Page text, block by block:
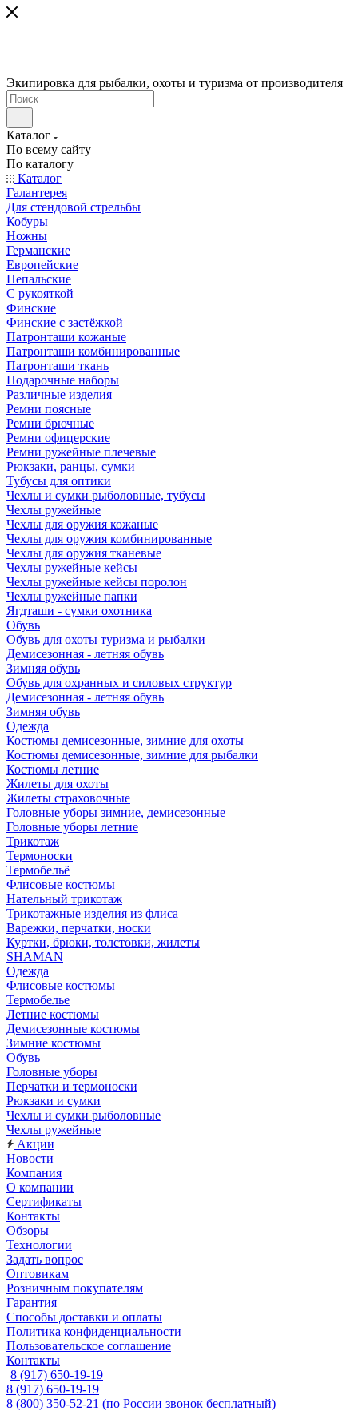
Экипировка для рыбалки, охоты и туризма от производителя
Каталог
По всему сайту
По каталогу
Каталог
Галантерея
Для стендовой стрельбы
Кобуры
Ножны
Германские
Европейские
Непальские
С рукояткой
Финские
Финские с застёжкой
Патронташи кожаные
Патронташи комбинированные
Патронташи ткань
Подарочные наборы
Различные изделия
Ремни поясные
Ремни брючные
Ремни офицерские
Ремни ружейные плечевые
Рюкзаки, ранцы, сумки
Тубусы для оптики
Чехлы и сумки рыболовные, тубусы
Чехлы ружейные
Чехлы для оружия кожаные
Чехлы для оружия комбинированные
Чехлы для оружия тканевые
Чехлы ружейные кейсы
Чехлы ружейные кейсы поролон
Чехлы ружейные папки
Ягдташи - сумки охотника
Обувь
Обувь для охоты туризма и рыбалки
Демисезонная - летняя обувь
Зимняя обувь
Обувь для охранных и силовых структур
Демисезонная - летняя обувь
Зимняя обувь
Одежда
Костюмы демисезонные, зимние для охоты
Костюмы демисезонные, зимние для рыбалки
Костюмы летние
Жилеты для охоты
Жилеты страховочные
Головные уборы зимние, демисезонные
Головные уборы летние
Трикотаж
Термоноски
Термобельё
Флисовые костюмы
Нательный трикотаж
Трикотажные изделия из флиса
Варежки, перчатки, носки
Куртки, брюки, толстовки, жилеты
SHAMAN
Одежда
Флисовые костюмы
Термобелье
Летние костюмы
Демисезонные костюмы
Зимние костюмы
Обувь
Головные уборы
Перчатки и термоноски
Рюкзаки и сумки
Чехлы и сумки рыболовные
Чехлы ружейные
Акции
Новости
Компания
О компании
Сертификаты
Контакты
Обзоры
Технологии
Задать вопрос
Оптовикам
Розничным покупателям
Гарантия
Способы доставки и оплаты
Политика конфиденциальности
Пользовательское соглашение
Контакты
8 (917) 650-19-19
8 (917) 650-19-19
8 (800) 350-52-21 (по России звонок бесплатный)